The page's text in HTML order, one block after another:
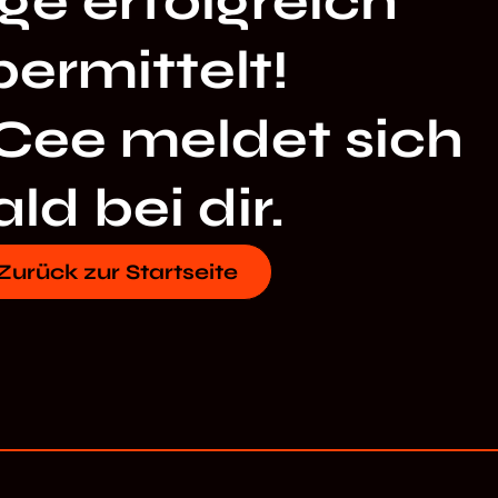
meldet sich
bei dir.
zur Startseite